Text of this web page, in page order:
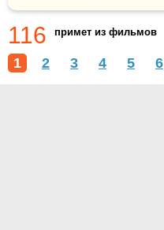
116 примет из фильмов
1 2 3 4 5 6